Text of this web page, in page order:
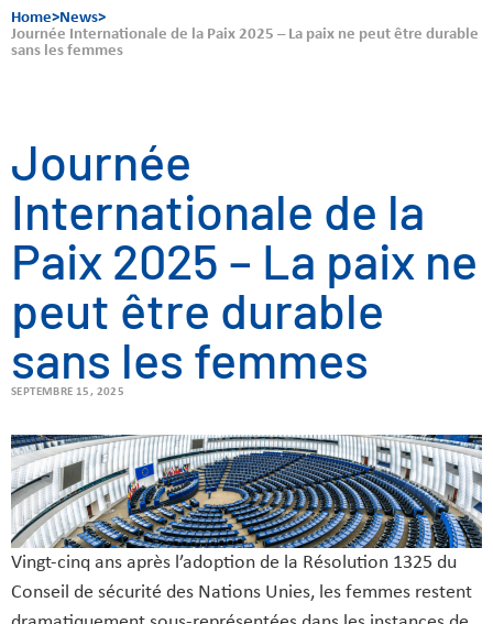
Home>News>
Journée Internationale de la Paix 2025 – La paix ne peut être durable
sans les femmes
Journée
Internationale de la
Paix 2025 – La paix ne
peut être durable
sans les femmes
SEPTEMBRE 15, 2025
Vingt-cinq ans après l’adoption de la Résolution 1325 du
Conseil de sécurité des Nations Unies, les femmes restent